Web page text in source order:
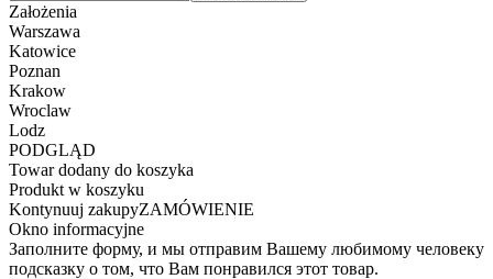
Założenia
Warszawa
Katowice
Poznan
Krakow
Wroclaw
Lodz
PODGLĄD
Towar dodany do koszyka
Produkt w koszyku
Kontynuuj zakupyZAMÓWIENIE
Okno informacyjne
Заполните форму, и мы отправим Вашему любимому человеку
подсказку о том, что Вам понравился этот товар.